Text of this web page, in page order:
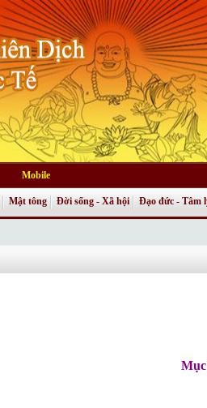
Mobile
Mật tông Đời sống - Xã hội Đạo đức - Tâm